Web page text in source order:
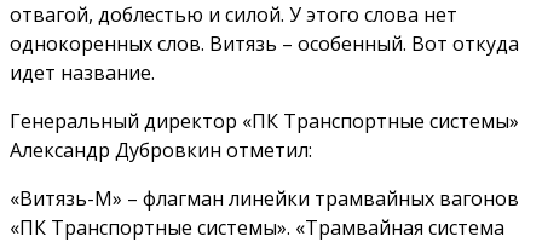
отвагой, доблестью и силой. У этого слова нет
однокоренных слов. Витязь – особенный. Вот откуда
идет название.
Генеральный директор «ПК Транспортные системы»
Александр Дубровкин отметил:
«Витязь-М» – флагман линейки трамвайных вагонов
«ПК Транспортные системы». «Трамвайная система